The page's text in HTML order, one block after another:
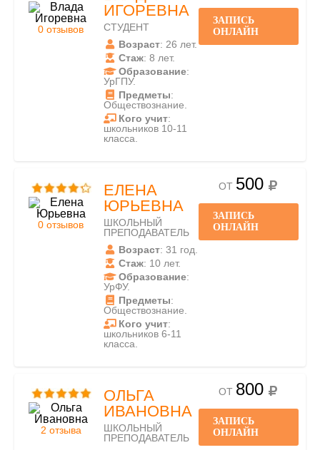
0 отзывов
ИГОРЕВНА
СТУДЕНТ
Возраст: 26 лет.
Стаж: 8 лет.
Образование:
УрГПУ.
Предметы:
Обществознание.
Кого учит:
школьников 10-11
класса.
ЗАПИСЬ
ОНЛАЙН
0 отзывов
ЕЛЕНА
ЮРЬЕВНА
ШКОЛЬНЫЙ
ПРЕПОДАВАТЕЛЬ
Возраст: 31 год.
Стаж: 10 лет.
Образование:
УрФУ.
Предметы:
Обществознание.
Кого учит:
школьников 6-11
класса.
ОТ 500
ЗАПИСЬ
ОНЛАЙН
2 отзыва
ОЛЬГА
ИВАНОВНА
ШКОЛЬНЫЙ
ПРЕПОДАВАТЕЛЬ
ОТ 800
ЗАПИСЬ
ОНЛАЙН